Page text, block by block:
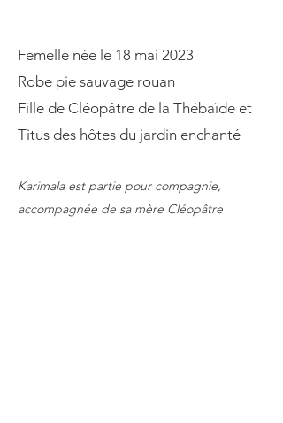
Femelle née le 18 mai 2023
Robe pie sauvage rouan
Fille de Cléopâtre de la Thébaïde et
Titus des hôtes du jardin enchanté
Karimala est partie pour compagnie,
accompagnée de sa mère Cléopâtre